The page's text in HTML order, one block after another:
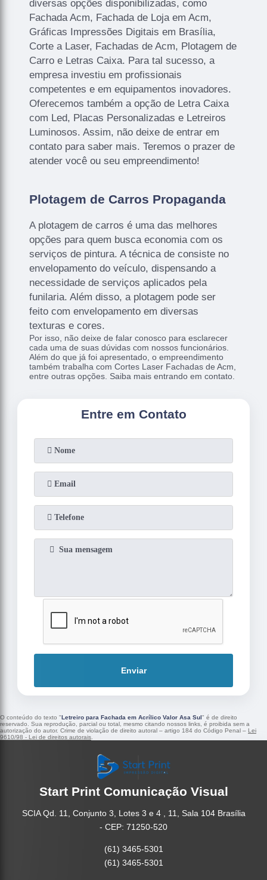
diversas opções disponibilizadas, como
Fachada Acm, Fachada de Loja em Acm,
Gráficas Impressões Digitais em Brasília,
Corte a Laser, Fachadas de Acm, Plotagem de
Carro e Letras Caixa. Para tal sucesso, a
empresa investiu em profissionais
competentes e em equipamentos inovadores.
Oferecemos também a opção de Letra Caixa
com Led, Placas Personalizadas e Letreiros
Luminosos. Assim, não deixe de entrar em
contato para saber mais. Teremos o prazer de
atender você ou seu empreendimento!
Plotagem de Carros Propaganda
A plotagem de carros é uma das melhores
opções para quem busca economia com os
serviços de pintura. A técnica de consiste no
envelopamento do veículo, dispensando a
necessidade de serviços aplicados pela
funilaria. Além disso, a plotagem pode ser
feito com envelopamento em diversas
texturas e cores.
Por isso, não deixe de falar conosco para esclarecer
cada uma de suas dúvidas com nossos funcionários.
Além do que já foi apresentado, o empreendimento
também trabalha com Cortes Laser Fachadas de Acm,
entre outras opções. Saiba mais entrando em contato.
Entre em Contato
Enviar
O conteúdo do texto "Letreiro para Fachada em Acrílico Valor Asa Sul" é de direito
reservado. Sua reprodução, parcial ou total, mesmo citando nossos links, é proibida sem a
autorização do autor. Crime de violação de direito autoral – artigo 184 do Código Penal – Lei
9610/98 - Lei de direitos autorais
Start Print Comunicação Visual
SCIA Qd. 11, Conjunto 3, Lotes 3 e 4 , 11, Sala 104 Brasília
- CEP: 71250-520
(61) 3465-5301
(61) 3465-5301